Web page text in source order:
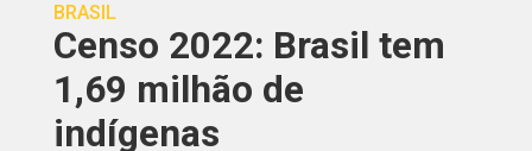
BRASIL
Censo 2022: Brasil tem
1,69 milhão de
indígenas